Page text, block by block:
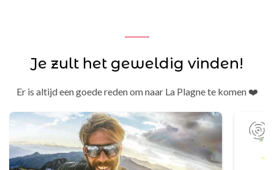
Je zult het geweldig vinden!
Er is altijd een goede reden om naar La Plagne te komen ❤️